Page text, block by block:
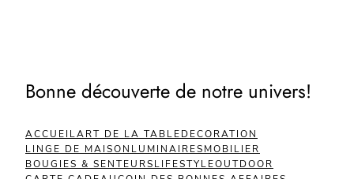
Bonne découverte de notre univers!
ACCUEILART DE LA TABLEDECORATION
LINGE DE MAISON LUMINAIRESMOBILIER
BOUGIES & SENTEURSLIFESTYLEOUTDOOR